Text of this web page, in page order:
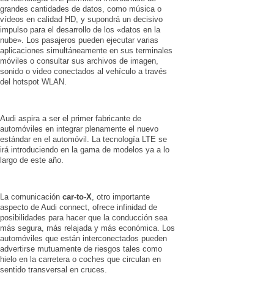
grandes cantidades de datos, como música o
vídeos en calidad HD, y supondrá un decisivo
impulso para el desarrollo de los «datos en la
nube». Los pasajeros pueden ejecutar varias
aplicaciones simultáneamente en sus terminales
móviles o consultar sus archivos de imagen,
sonido o video conectados al vehículo a través
del hotspot WLAN.
Audi aspira a ser el primer fabricante de
automóviles en integrar plenamente el nuevo
estándar en el automóvil. La tecnología LTE se
irá introduciendo en la gama de modelos ya a lo
largo de este año.
La comunicación car-to-X , otro importante
aspecto de Audi connect, ofrece infinidad de
posibilidades para hacer que la conducción sea
más segura, más relajada y más económica. Los
automóviles que están interconectados pueden
advertirse mutuamente de riesgos tales como
hielo en la carretera o coches que circulan en
sentido transversal en cruces.